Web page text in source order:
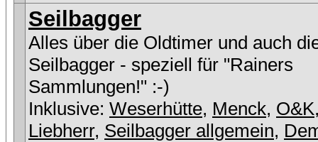
Seilbagger
Alles über die Oldtimer und auch
Seilbagger - speziell für "Rainers
Sammlungen!" :-)
Inklusive: Weserhütte, Menck, O&K
Liebherr, Seilbagger allgemein,